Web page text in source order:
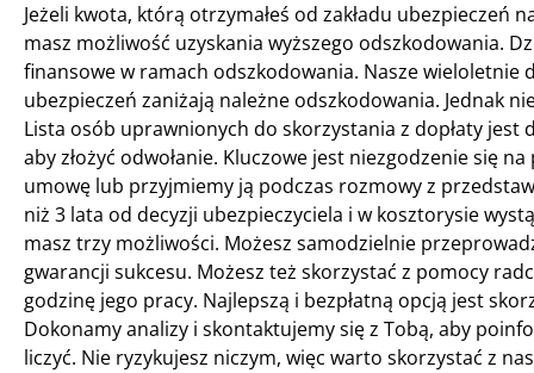
Jeżeli kwota, którą otrzymałeś od zakładu ubezpieczeń
masz możliwość uzyskania wyższego odszkodowania.
finansowe w ramach odszkodowania. Nasze wieloletnie
ubezpieczeń zaniżają należne odszkodowania. Jednak
Lista osób uprawnionych do skorzystania z dopłaty jest
aby złożyć odwołanie. Kluczowe jest niezgodzenie się
umowę lub przyjmiemy ją podczas rozmowy z
niż 3 lata od decyzji ubezpieczyciela i w kosztorysie
masz trzy możliwości. Możesz samodzielnie
gwarancji sukcesu. Możesz też skorzystać z pomocy
godzinę jego pracy. Najlepszą i bezpłatną opcją jest
Dokonamy analizy i skontaktujemy się z Tobą, aby
liczyć. Nie ryzykujesz niczym, więc warto skorzystać z